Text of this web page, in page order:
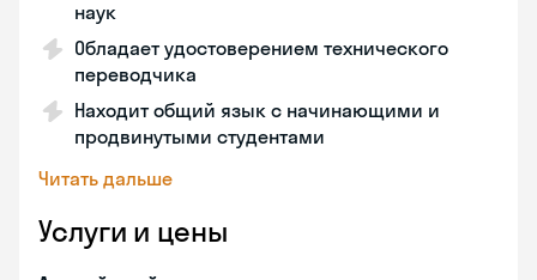
наук
Обладает удостоверением технического
переводчика
Находит общий язык с начинающими и
продвинутыми студентами
Читать дальше
Услуги и цены